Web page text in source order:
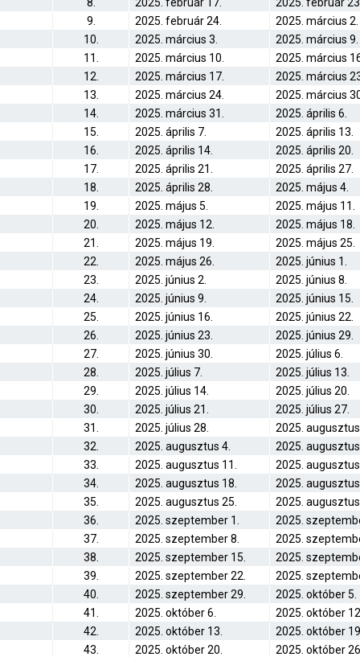
9.
2025. február 24.
2025. március 2.
10.
2025. március 3.
2025. március 9.
11.
2025. március 10.
2025. március
12.
2025. március 17.
2025. március
13.
2025. március 24.
2025. március
14.
2025. március 31.
2025. április 6.
15.
2025. április 7.
2025. április 13.
16.
2025. április 14.
2025. április 20.
17.
2025. április 21.
2025. április 27.
18.
2025. április 28.
2025. május 4.
19.
2025. május 5.
2025. május 11.
20.
2025. május 12.
2025. május 18.
21.
2025. május 19.
2025. május 25.
22.
2025. május 26.
2025. június 1.
23.
2025. június 2.
2025. június 8.
24.
2025. június 9.
2025. június 15.
25.
2025. június 16.
2025. június 22.
26.
2025. június 23.
2025. június 29.
27.
2025. június 30.
2025. július 6.
28.
2025. július 7.
2025. július 13.
29.
2025. július 14.
2025. július 20.
30.
2025. július 21.
2025. július 27.
31.
2025. július 28.
2025.
32.
2025. augusztus 4.
2025.
33.
2025. augusztus 11.
2025.
34.
2025. augusztus 18.
2025.
35.
2025. augusztus 25.
2025.
36.
2025. szeptember 1.
2025.
37.
2025. szeptember 8.
2025.
38.
2025. szeptember 15.
2025.
39.
2025. szeptember 22.
2025.
40.
2025. szeptember 29.
2025. október 5.
41.
2025. október 6.
2025. október
42.
2025. október 13.
2025. október
43.
2025. október 20.
2025. október